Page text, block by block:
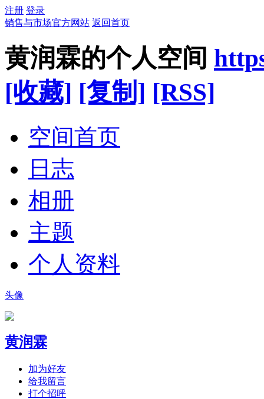
注册 登录
销售与市场官方网站 返回首页
黄润霖的个人空间
[收藏] [复制] [RSS]
空间首页
日志
相册
主题
个人资料
头像
黄润霖
加为好友
给我留言
打个招呼